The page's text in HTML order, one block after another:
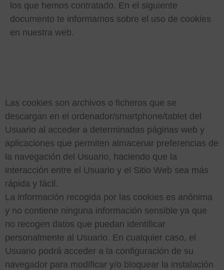
los que hemos contratado. En el siguiente
documento te informamos sobre el uso de cookies
en nuestra web.
Las cookies son archivos o ficheros que se
descargan en el ordenador/smartphone/tablet del
Usuario al acceder a determinadas páginas web y
aplicaciones que permiten almacenar preferencias de
la navegación del Usuario, haciendo que la
interacción entre el Usuario y el Sitio Web sea más
rápida y fácil.
La información recogida por las cookies es anónima
y no contiene ninguna información sensible ya que
no recogen datos que puedan identificar
personalmente al Usuario. En cualquier caso, el
Usuario podrá acceder a la configuración de su
navegador para modificar y/o bloquear la instalación